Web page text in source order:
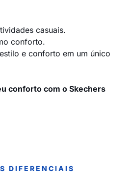
casuais.
conforto.
e conforto em um único
conforto com o Skechers
DIFERENCIAIS